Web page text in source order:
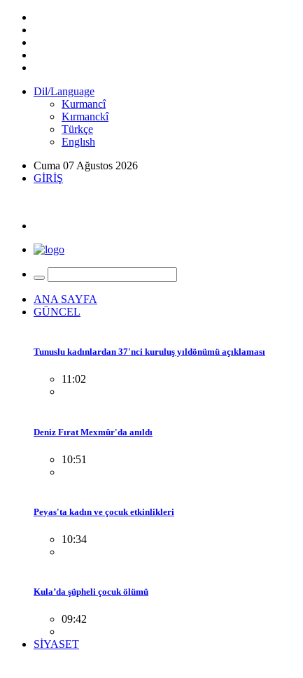
Dil/Language
Kurmancî
Kırmanckî
Türkçe
Englısh
Cuma 07 Ağustos 2026
GİRİŞ
ANA SAYFA
GÜNCEL
Tunuslu kadınlardan 37'nci kuruluş yıldönümü açıklaması
11:02
Deniz Fırat Mexmûr'da anıldı
10:51
Peyas'ta kadın ve çocuk etkinlikleri
10:34
Kula’da şüpheli çocuk ölümü
09:42
SİYASET